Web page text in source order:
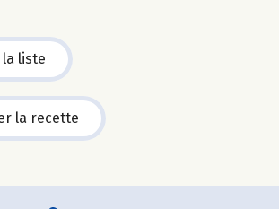
la liste
la recette